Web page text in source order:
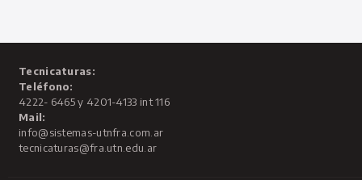
Tecnicaturas:
Teléfono:
4222- 6465 y 4201-4133 int 116
Mail:
info@sistemas-utnfra.com.ar
tecnicaturas@fra.utn.edu.ar